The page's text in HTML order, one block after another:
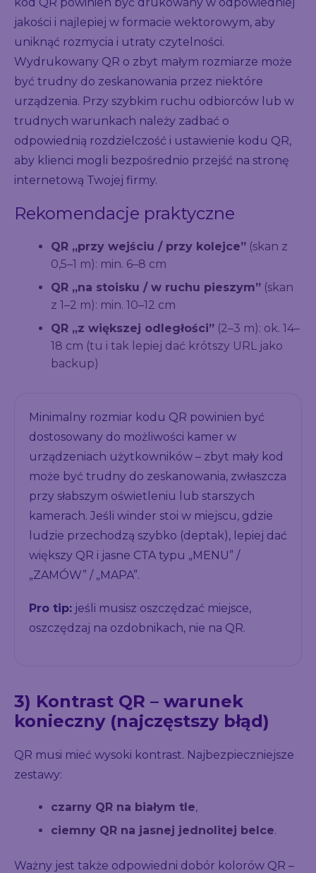
jakości i najlepiej w formacie wektorowym, aby
uniknąć rozmycia i utraty czytelności.
Wydrukowany QR o zbyt małym rozmiarze może
być trudny do zeskanowania przez niektóre
urządzenia. Przy szybkim ruchu odbiorców lub w
trudnych warunkach należy zadbać o
odpowiednią rozdzielczość i ustawienie kodu QR,
aby klienci mogli bezpośrednio przejść na stronę
internetową Twojej firmy.
Rekomendacje praktyczne
QR „przy wejściu / przy kolejce” (skan z
0,5–1 m): min. 6–8 cm
QR „na stoisku / w ruchu pieszym” (skan
z 1–2 m): min. 10–12 cm
QR „z większej odległości” (2–3 m): ok. 14–
18 cm (tu i tak lepiej dać krótszy URL jako
backup)
Minimalny rozmiar kodu QR powinien być
dostosowany do możliwości kamer w
urządzeniach użytkowników – zbyt mały kod
może być trudny do zeskanowania, zwłaszcza
przy słabszym oświetleniu lub starszych
kamerach. Jeśli winder stoi w miejscu, gdzie
ludzie przechodzą szybko (deptak), lepiej dać
większy QR i jasne CTA typu „MENU” /
„ZAMÓW” / „MAPA”.
Pro tip: jeśli musisz oszczędzać miejsce,
oszczędzaj na ozdobnikach, nie na QR.
3) Kontrast QR – warunek
konieczny (najczęstszy błąd)
QR musi mieć wysoki kontrast. Najbezpieczniejsze
zestawy:
czarny QR na białym tle,
ciemny QR na jasnej jednolitej belce.
Ważny jest także odpowiedni dobór kolorów QR –